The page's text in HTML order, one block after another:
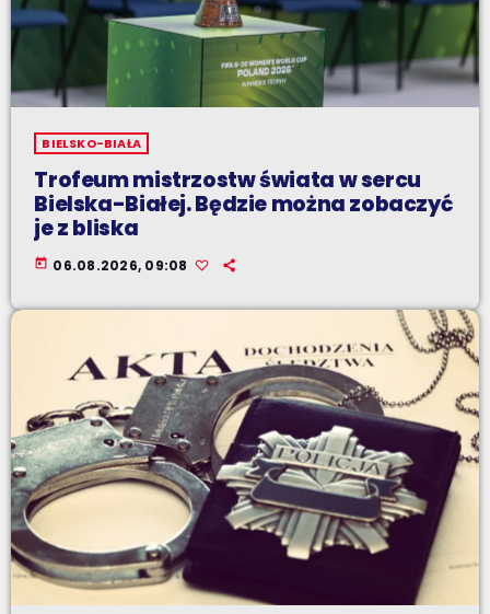
BIELSKO-BIAŁA
Trofeum mistrzostw świata w sercu
Bielska-Białej. Będzie można zobaczyć
je z bliska
today 06.08.2026, 09:08